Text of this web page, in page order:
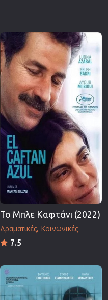
Το Μπλε Καφτάνι (2022)
Δραματικές Κοινωνικές
7.5